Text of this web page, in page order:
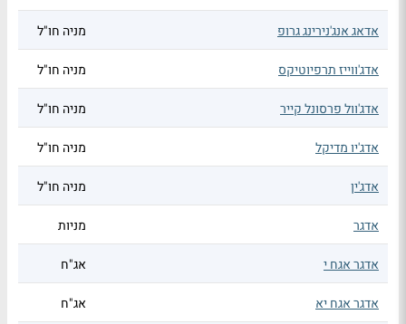
אדאג אנג'נירינג גרופ מניה חו"ל
אדג'ווייז תרפיוטיקס מניה חו"ל
אדג'וול פרסונל קייר מניה חו"ל
אדג'יו מדיקל מניה חו"ל
אדג'ין מניה חו"ל
אדגר מניות
אדגר אגח י אג"ח
אדגר אגח יא אג"ח